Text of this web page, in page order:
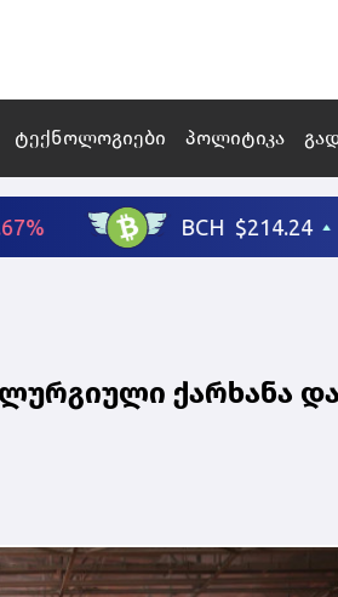
ტექნოლოგიები პოლიტიკა
ქარხანა